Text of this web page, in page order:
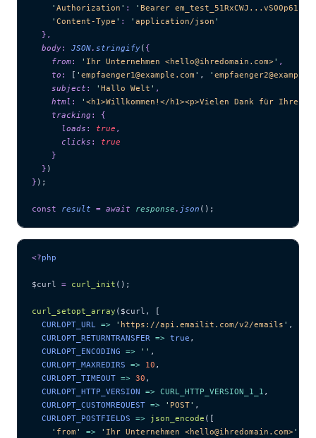
    '
Authorization ' : ' Bearer
    '
Content-Type ' : ' application/json '
  },
  body
: JSON. stringify( {
    from
: ' Ihr Unternehmen <hello@ihredomain.com>' ,
    to
: [ ' empfaenger1@example.com ' , '
    subject
: ' Hallo Welt ' ,
    html
: ' <h1>Willkommen!</h1><p>Vielen Dank für Ihre
    tracking
:
{
      loads
: true ,
      clicks
:
true
    }
  }
)
} );
const result = await response . json ();
<?php
$curl = curl_init ();
curl_setopt_array ($curl ,
[
  CURLOPT_URL
=> ' https://api.emailit.com/v2/emails ' ,
  CURLOPT_RETURNTRANSFER
=> true ,
  CURLOPT_ENCODING
=> '' ,
  CURLOPT_MAXREDIRS
=> 10 ,
  CURLOPT_TIMEOUT
=> 30 ,
  CURLOPT_HTTP_VERSION
=> CURL_HTTP_VERSION_1_1 ,
  CURLOPT_CUSTOMREQUEST
=> ' POST' ,
  CURLOPT_POSTFIELDS
=> json_encode ([
    '
from ' => ' Ihr Unternehmen <hello@ihredomain.com>'